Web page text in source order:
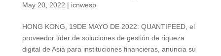
May 20, 2022 | icnwesp
HONG KONG, 19DE MAYO DE 2022: QUANTIFEED, el
proveedor líder de soluciones de gestión de riqueza
digital de Asia para instituciones financieras, anuncia su